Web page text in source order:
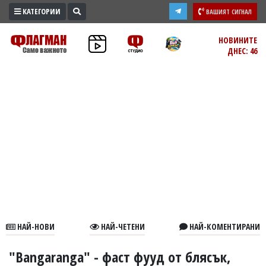
ПРОМО
ЗОНА
В
КАТЕГОРИИ ВАШИЯТ СИГНАЛ
НОВИНИТЕ
ДНЕС: 46
НАЙ-НОВИ НАЙ-ЧЕТЕНИ НАЙ-КОМЕНТИРАНИ
"Bangaranga" - фаст фууд от блясък,